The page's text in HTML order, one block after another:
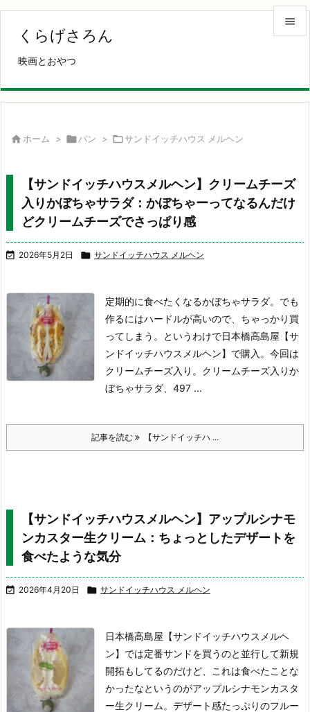
くらげさろん
映画とおやつ


サイド

検索
 ホーム > パン > サンドイッチハウス メルヘン
【サンドイッチハウスメルヘン】クリームチーズ
入りかぼちゃサラダ：かぼちゃーってなるんだけ
どクリームチーズでさっぱり感
 2026年5月2日  サンドイッチハウス メルヘン
定期的に食べたくなるかぼちゃサラダ。でも
作るにはハードルが高いので、ちゃっかり買
ってしまう。というわけで日本橋高島屋【サ
ンドイッチハウスメルヘン】で購入。今回は
クリームチーズ入り。 クリームチーズ入りか
ぼちゃサラダ、497 ...
記事を読む 【サンドイッチハ ...
【サンドイッチハウスメルヘン】アップルシナモ
ンカスター生クリーム：ちょっとしたデザートを
食べたような気分
 2026年4月20日  サンドイッチハウス メルヘン
日本橋高島屋【サンドイッチハウスメルヘ
ン】では定番サンドを買うのと並行して新規
開拓もしてるのだけど、これは食べたことな
かったなというのがアップルシナモンカスタ
ー生クリーム。デザート感たっぷりのフルー